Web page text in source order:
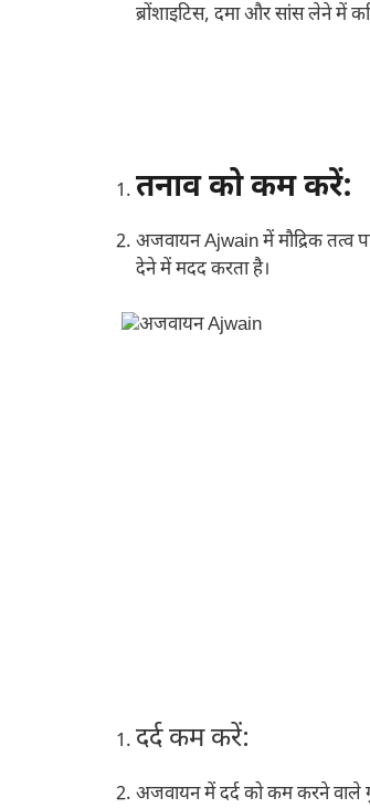
ब्रोंशाइटिस, दमा और सांस लेने में
तनाव को कम करें:
अजवायन Ajwain में मौद्रिक तत्व
देने में मदद करता है।
दर्द कम करें:
अजवायन में दर्द को कम करने वाले